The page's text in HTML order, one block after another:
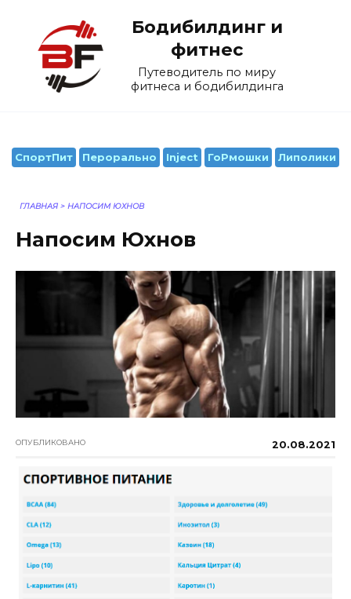
содержанию
Бодибилдинг и
фитнес
Путеводитель по миру
фитнеса и бодибилдинга
СпортПит Перорально Inject ГоРмошки Липолики
ГЛАВНАЯ > НАПОСИМ ЮХНОВ
Напосим Юхнов
ОПУБЛИКОВАНО 20.08.2021